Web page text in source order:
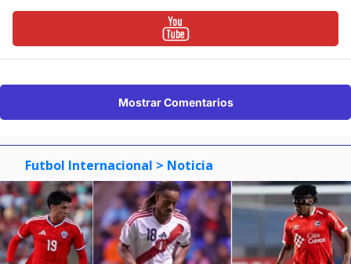
Mostrar Comentarios
Futbol Internacional > Noticia